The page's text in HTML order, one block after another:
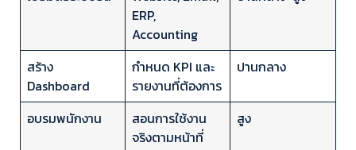
ERP,
Accounting
สร้าง
Dashboard
กำหนด KPI และ
รายงานที่ต้องการ
ปานกลาง
อบรมพนักงาน
สอนการใช้งาน
จริงตามหน้าที่
สูง